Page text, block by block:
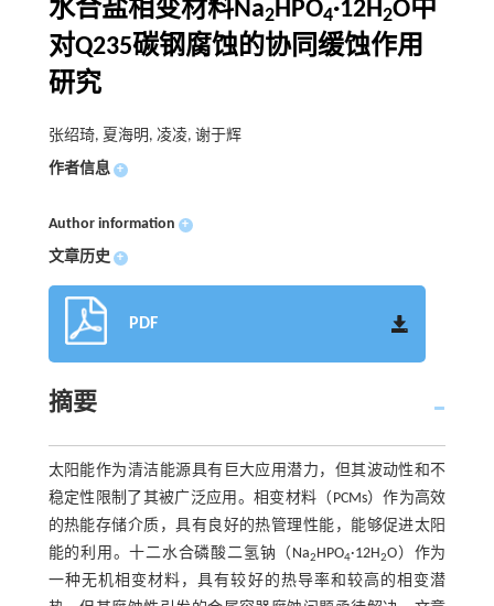
水合盐相变材料Na2HPO4·12H2O中
对Q235碳钢腐蚀的协同缓蚀作用
研究
张绍琦, 夏海明, 凌凌, 谢于辉
作者信息 +
Author information +
文章历史 +
PDF
摘要
太阳能作为清洁能源具有巨大应用潜力，但其波动性和不
稳定性限制了其被广泛应用。相变材料（PCMs）作为高效
的热能存储介质，具有良好的热管理性能，能够促进太阳
能的利用。十二水合磷酸二氢钠（Na2 HPO4·12H2O）作为
一种无机相变材料，具有较好的热导率和较高的相变潜